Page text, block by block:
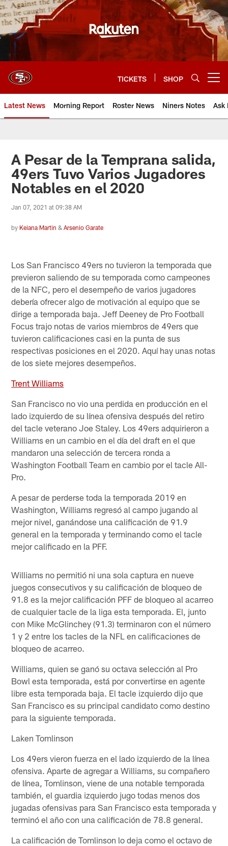
Skip
to
main
content
TICKETS SHOP
Latest News Morning Report Roster News Niners Notes Ask
A Pesar de la Temprana salida,
49ers Tuvo Varios Jugadores
Notables en el 2020
Jan 07, 2021 at 09:38 AM
by Keiana Martin &Arsenio Garate
Los San Francisco 49ers no tuvieron la temporada que
previeron saliendo de su temporada como campeones
de la NFC, pero el desempeño de varios jugadores
debería ofrecer algo de motivación al equipo que se
dirige a temporada baja. Jeff Deeney de Pro Football
Focus trajo notas de varios miembros de 49ers que
tuvieron calificaciones casi en la punta de sus
respectivas posiciones en el 2020. Aquí hay unas notas
de los siete mejores desempeños.
Trent Williams
San Francisco no vio una perdida en producción en el
lado izquierdo de su línea ofensiva después del retiro
del tacle veterano Joe Staley. Los 49ers adquirieron a
Williams en un cambio en el día del draft en el que
mandaron una selección de tercera ronda a
Washington Football Team en cambio por el tacle All-
Pro.
A pesar de perderse toda la temporada 2019 en
Washington, Williams regresó al campo jugando al
mejor nivel, ganándose una calificación de 91.9
general en la temporada y terminando como el tacle
mejor calificado en la PFF.
Williams no permitió ni una sola captura en nueve
juegos consecutivos y su calificación de bloqueo de
91.8 es la mejor calificación PFF de bloqueo al acarreo
de cualquier tacle de la liga esta temporada. El, junto
con Mike McGlinchey (91.3) terminaron con el número
1 y 2 entre los tacles de la NFL en calificaciones de
bloqueo de acarreo.
Williams, quien se ganó su octava selección al Pro
Bowl esta temporada, está por convertirse en agente
libre esta temporada baja. El tacle izquierdo dijo que
San Francisco es su principal candidato como destino
para la siguiente temporada.
Laken Tomlinson
Los 49ers vieron fuerza en el lado izquierdo de la línea
ofensiva. Aparte de agregar a Williams, su compañero
de línea, Tomlinson, viene de una notable temporada
también, el guardia izquierdo jugo todas menos dos
jugadas ofensivas para San Francisco esta temporada y
terminó el año con una calificación de 78.8 general.
La calificación de Tomlinson lo deja como el octavo de